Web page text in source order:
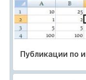
Публикации по